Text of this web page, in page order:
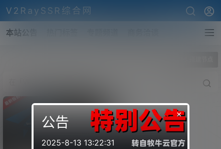
V2RaySSR综合网
本站公告
×
公告
2025-8-13 13:22:31